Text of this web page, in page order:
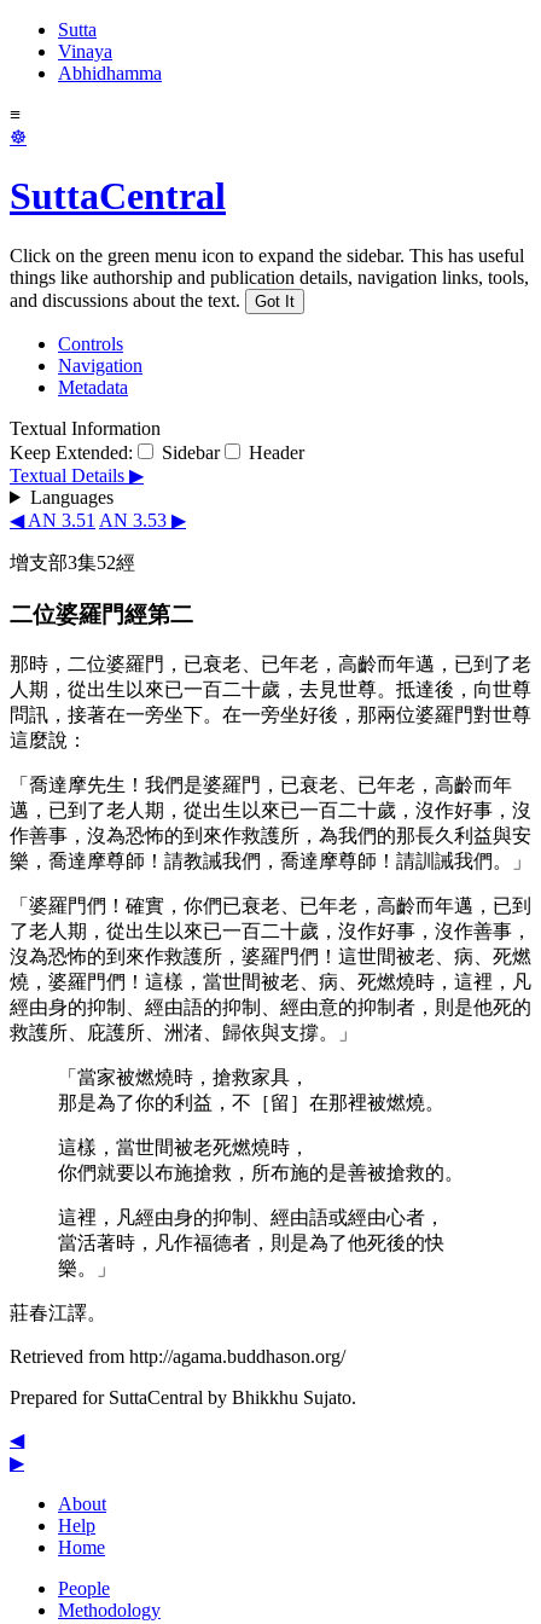
Sutta
Vinaya
Abhidhamma
≡
☸
SuttaCentral
Click on the green menu icon to expand the sidebar. This has useful
things like authorship and publication details, navigation links, tools,
and discussions about the text.
Got It
Controls
Navigation
Metadata
Textual Information
Keep Extended:
Sidebar
Header
Textual Details ▶
Languages
◀ AN 3.51 AN 3.53 ▶
增支部3集52經
二位婆羅門經第二
那時，二位婆羅門，已衰老、已年老，高齡而年邁，已到了老
人期，從出生以來已一百二十歲，去見世尊。抵達後，向世尊
問訊，接著在一旁坐下。在一旁坐好後，那兩位婆羅門對世尊
這麼說：
「喬達摩先生！我們是婆羅門，已衰老、已年老，高齡而年
邁，已到了老人期，從出生以來已一百二十歲，沒作好事，沒
作善事，沒為恐怖的到來作救護所，為我們的那長久利益與安
樂，喬達摩尊師！請教誡我們，喬達摩尊師！請訓誡我們。」
「婆羅門們！確實，你們已衰老、已年老，高齡而年邁，已到
了老人期，從出生以來已一百二十歲，沒作好事，沒作善事，
沒為恐怖的到來作救護所，婆羅門們！這世間被老、病、死燃
燒，婆羅門們！這樣，當世間被老、病、死燃燒時，這裡，凡
經由身的抑制、經由語的抑制、經由意的抑制者，則是他死的
救護所、庇護所、洲渚、歸依與支撐。」
「當家被燃燒時，搶救家具，
那是為了你的利益，不［留］在那裡被燃燒。
這樣，當世間被老死燃燒時，
你們就要以布施搶救，所布施的是善被搶救的。
這裡，凡經由身的抑制、經由語或經由心者，
當活著時，凡作福德者，則是為了他死後的快
樂。」
莊春江譯。
Retrieved from http://agama.buddhason.org/
Prepared for SuttaCentral by Bhikkhu Sujato.
◀
▶
About
Help
Home
People
Methodology